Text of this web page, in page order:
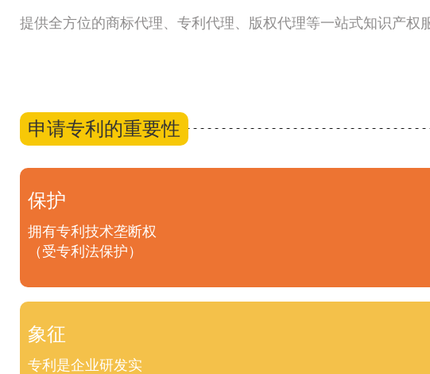
提供全方位的商标代理、专利代理、版权代理等一站式知识产
申请专利的重要性
保护
拥有专利技术垄断权
（受专利法保护）
象征
专利是企业研发实